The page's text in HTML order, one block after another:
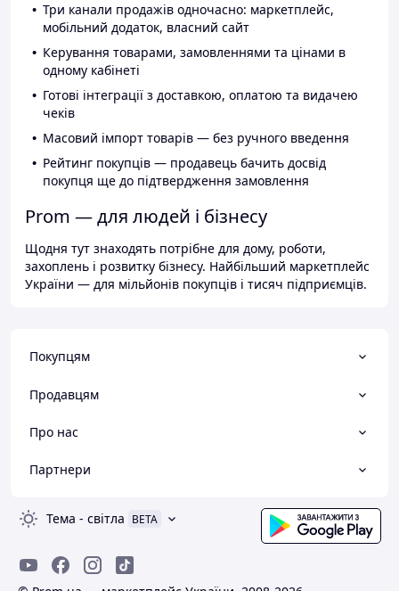
Три канали продажів одночасно: маркетплейс,
мобільний додаток, власний сайт
Керування товарами, замовленнями та цінами в
одному кабінеті
Готові інтеграції з доставкою, оплатою та видачею
чеків
Масовий імпорт товарів — без ручного введення
Рейтинг покупців — продавець бачить досвід
покупця ще до підтвердження замовлення
Prom — для людей і бізнесу
Щодня тут знаходять потрібне для дому, роботи,
захоплень і розвитку бізнесу. Найбільший маркетплейс
України — для мільйонів покупців і тисяч підприємців.
Покупцям
Продавцям
Про нас
Партнери
Тема - світла BETA